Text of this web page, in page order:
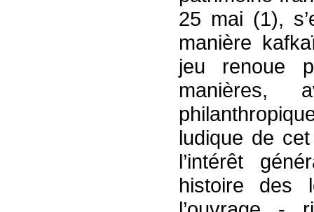
25 mai (1),
manière
jeu renoue
manières,
ludique de
l’intérêt
histoire des